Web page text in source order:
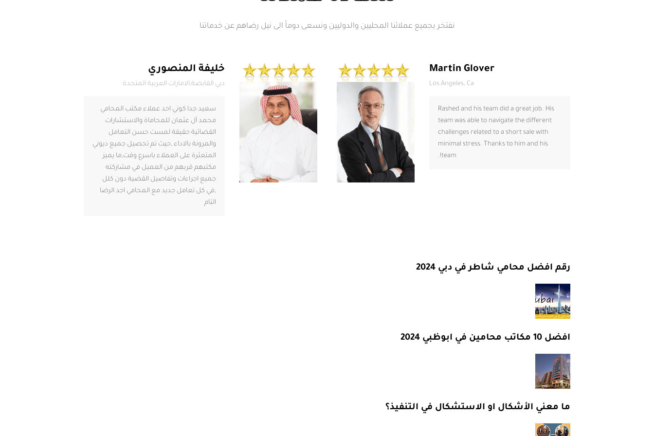
نفتخر بجميع عملائنا المحليين والدوليين ونسعى دوماً الى نيل رضاهم عن خدماتنا
Martin Glover
Los Angeles, Ca
Rashed and his team did a great job. His
team was able to navigate the different
challenges related to a short sale with
minimal stress. Thanks to him and his
team!.
خليفة المنصوري
دبي القابضة,الامارات العربية المتحدة
سعيد جدا كوني احد عملاء مكتب المحامي
محمد آل عثمان للمحاماة والاستشارات
القضائية حقيقة لمست حسن التعامل
والمرونة بالاداء ,حيث تم تحصيل جميع ديوني
المتعثرة على العملاء باسرع وقت,ما يميز
مكتبهم قربهم من العميل في مشاركته
جميع اجراءات وتفاصيل القضية دون كلل
,في كل تعامل جديد مع المحامي اجد الرضا
التام
رقم افضل محامي شاطر في دبي 2024
افضل 10 مكاتب محامين في ابوظبي 2024
ما معني الأشكال او الاستشكال في التنفيذ؟